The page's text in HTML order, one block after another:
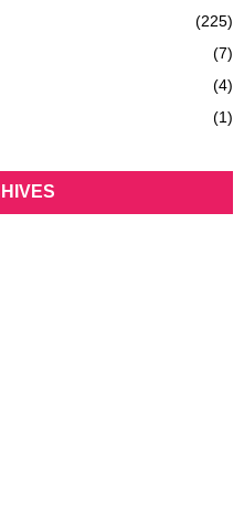
(225)
(7)
(4)
(1)